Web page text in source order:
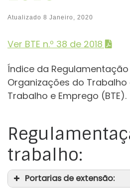
Atualizado 8 Janeiro, 2020
Ver BTE n.º 38 de 2018
Índice da
Organizações do
Trabalho e Emprego (BTE).
trabalho:
Portarias de extensão: